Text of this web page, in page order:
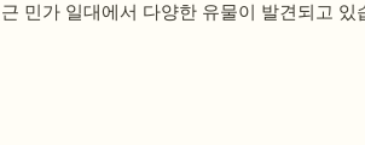
민가 일대에서 다양한 유물이 발견되고 있